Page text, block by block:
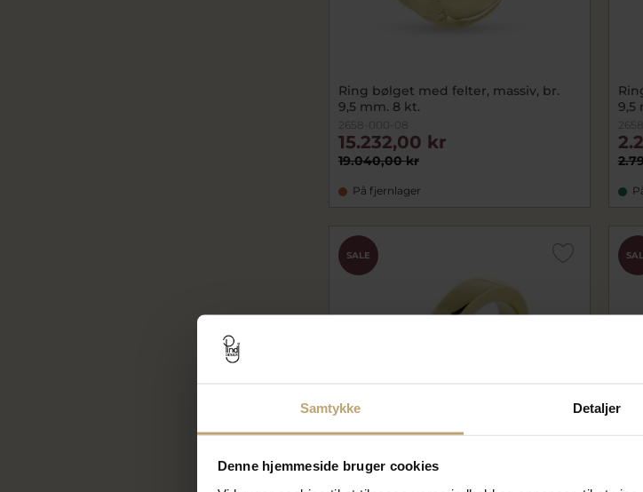
Samtykke Detaljer
Denne hjemmeside bruger cookies
Ring bølget med felter, massiv, br.
9,5 mm. 8 kt.
2658-000-08
19.040,00 kr
15.232,00 kr
På fjernlager
9,5
SALE